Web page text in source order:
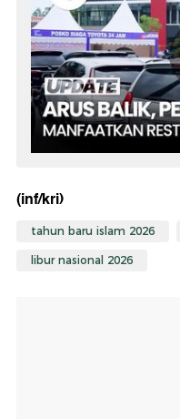
(inf/kri)
tahun baru islam 2026
libur nasional 2026